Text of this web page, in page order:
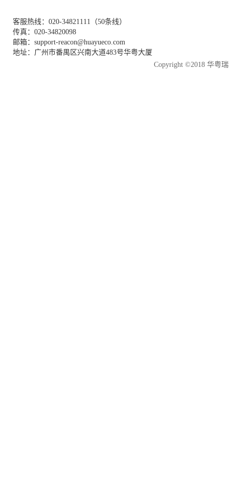
客服热线：020-34821111（50条线）
传真：020-34820098
邮箱：support-reacon@huayueco.com
地址：广州市番禺区兴南大道483号华粤大厦
Copyright ©2018 华粤